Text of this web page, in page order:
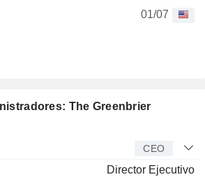
01/07
The Greenbrier
CEO
Director Ejecutivo